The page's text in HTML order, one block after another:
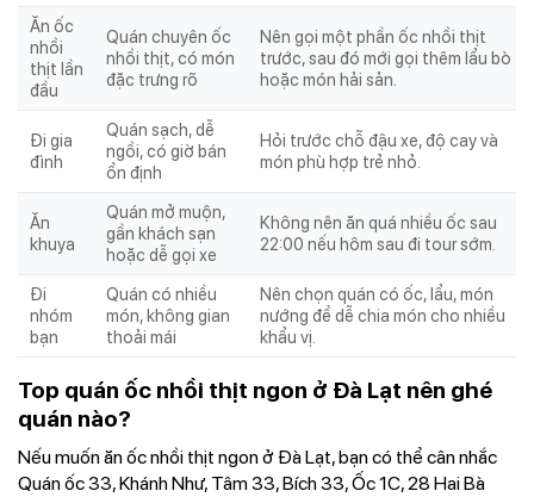
Ăn ốc
nhồi
thịt lần
đầu
Quán chuyên ốc
nhồi thịt, có món
đặc trưng rõ
Nên gọi một phần ốc nhồi thịt
trước, sau đó mới gọi thêm lẩu bò
hoặc món hải sản.
Đi gia
đình
Quán sạch, dễ
ngồi, có giờ bán
ổn định
Hỏi trước chỗ đậu xe, độ cay và
món phù hợp trẻ nhỏ.
Ăn
khuya
Quán mở muộn,
gần khách sạn
hoặc dễ gọi xe
Không nên ăn quá nhiều ốc sau
22:00 nếu hôm sau đi tour sớm.
Đi
nhóm
bạn
Quán có nhiều
món, không gian
thoải mái
Nên chọn quán có ốc, lẩu, món
nướng để dễ chia món cho nhiều
khẩu vị.
Top quán ốc nhồi thịt ngon ở Đà Lạt nên ghé
quán nào?
Nếu muốn ăn ốc nhồi thịt ngon ở Đà Lạt, bạn có thể cân nhắc
Quán ốc 33, Khánh Như, Tâm 33, Bích 33, Ốc 1C, 28 Hai Bà